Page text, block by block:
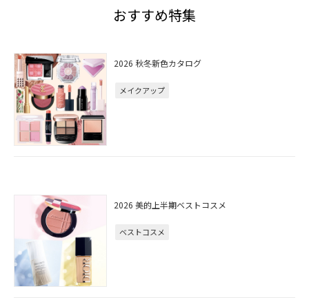
おすすめ特集
2026 秋冬新色カタログ
メイクアップ
2026 美的上半期ベストコスメ
ベストコスメ